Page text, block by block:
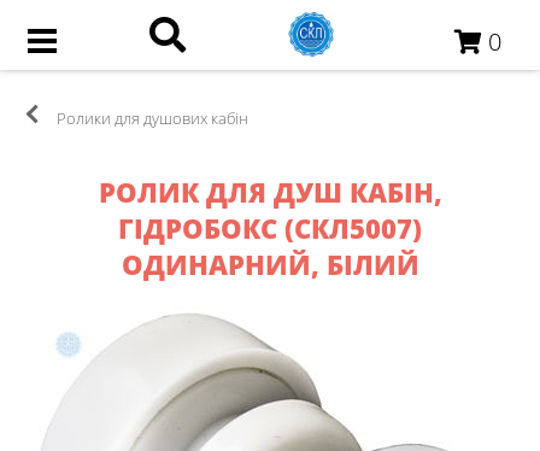
0
Ролики для душових кабін
РОЛИК ДЛЯ ДУШ КАБІН,
ГІДРОБОКС (СКЛ5007)
ОДИНАРНИЙ, БІЛИЙ